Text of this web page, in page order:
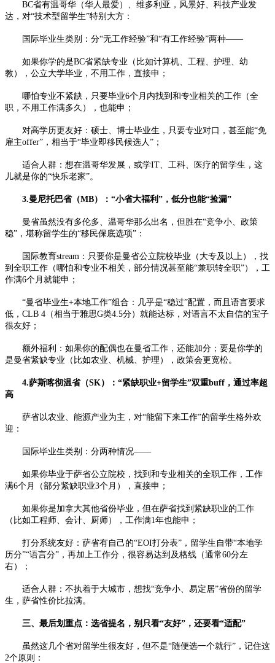
BC省有温哥华（华人最爱）、维多利亚，风景好、科技产业发
达，对“技术型留学生”特别大方：​
国际毕业生类别：分“无工作经验”和“有工作经验”两种——​
如果你学的是BC省紧缺专业（比如计算机、工程、护理、幼
教），公立大学毕业，不用工作，直接申；​
哪怕专业不紧缺，只要毕业6个月内找到和专业相关的工作（全
职，不用工作满多久），也能申；​
对高学历更友好：硕士、博士毕业生，只要专业对口，甚至能“免
雇主offer”，相当于“毕业即移民候选人”；​
适合人群：想在温哥华发展，或学IT、工科、医疗的留学生，这
儿就是你的“快乐老家”。​
3.曼尼托巴省（MB）：“小省大福利”，低分也能“捡漏”​
曼省虽然没有多伦多、温哥华那么出名，但胜在“竞争小、政策
稳”，堪称留学生的“移民保底选项”：​
国际教育stream：只要你是曼省公立院校毕业（大专及以上），找
到全职工作（哪怕和专业不相关，部分情况甚至能“兼职转全职”），工
作满6个月就能申；​
“曼省毕业生+本地工作”组合：几乎是“稳过”配置，而且语言要求
低，CLB 4（相当于雅思G类4.5分）就能达标，对语言不太自信的宝子
很友好；​
额外福利：如果你的配偶也在曼省工作，还能加分；要是你学的
是曼省紧缺专业（比如农业、机械、护理），政策会更宽松。​
4.萨斯喀彻温省（SK）：“紧缺职业+留学生”双重buff，通过率超
高​
萨省以农业、能源产业为主，对“能留下来工作”的留学生格外欢
迎：​
国际毕业生类别：分两种情况——​
如果你毕业于萨省公立院校，找到和专业相关的全职工作，工作
满6个月（部分紧缺职业3个月），直接申；​
如果你是加拿大其他省份毕业，但在萨省找到紧缺职业的工作
（比如工程师、会计、厨师），工作满1年也能申；​
打分系统友好：萨省有自己的“EOI打分表”，留学生自带“本地学
历分”“语言分”，再加上工作分，很容易达到及格线（通常60分左
右）；​
适合人群：不执着于大城市，想找“竞争小、易定居”省份的留学
生，萨省性价比拉满。​
三、最后划重点：选省提名，别只看“友好”，还要看“适配”​
虽然这几个省对留学生很友好，但不是“随便选一个就行”，记住这
2个原则：​